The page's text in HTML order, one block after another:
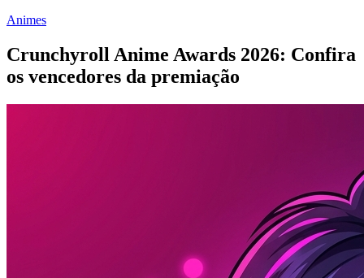
Animes
Crunchyroll Anime Awards 2026: Confira
os vencedores da premiação